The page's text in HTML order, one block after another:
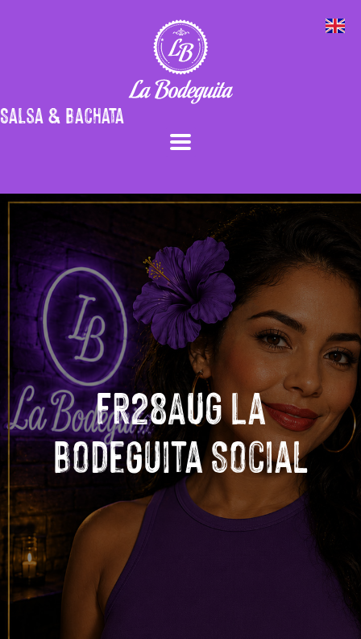
Salsa & Bachata
FR28AUG La
Bodeguita Social